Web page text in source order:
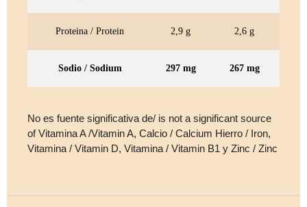
Proteina / Protein 2,9 g 2,6 g
Sodio / Sodium 297 mg 267 mg
No es fuente significativa de/ is not a significant source
of Vitamina A /Vitamin A, Calcio / Calcium Hierro / Iron,
Vitamina / Vitamin D, Vitamina / Vitamin B1 y Zinc / Zinc